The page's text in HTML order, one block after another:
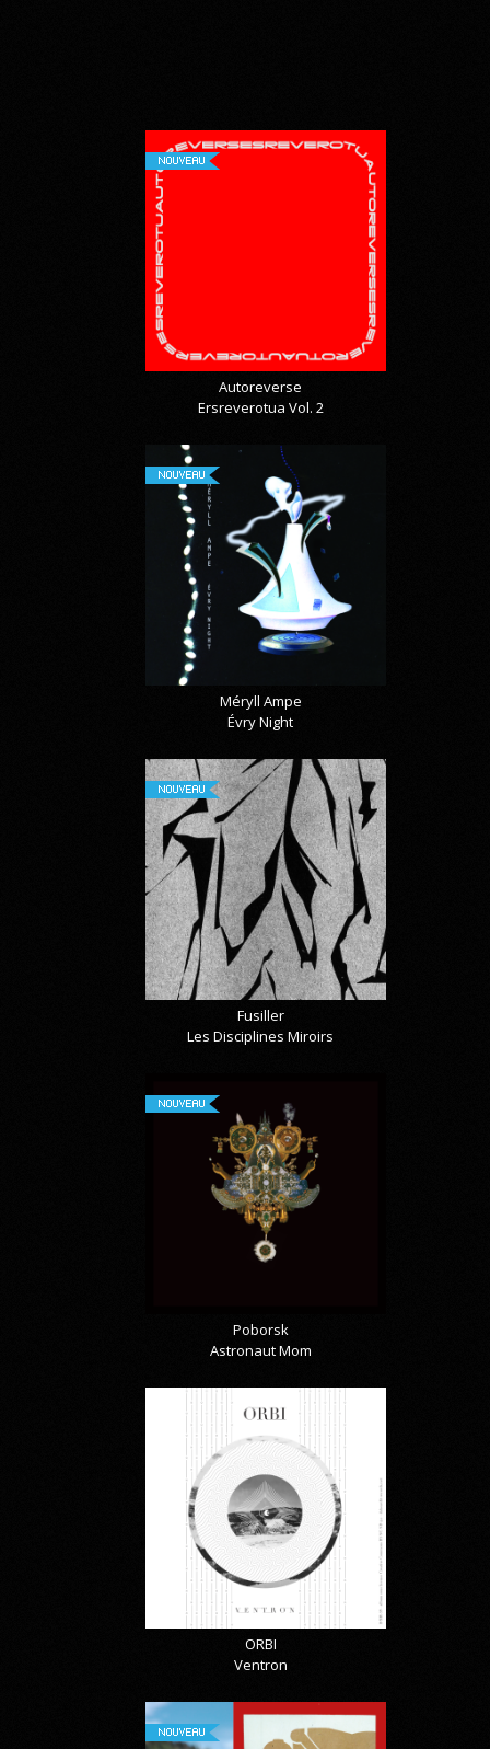
NOUVEAU
Autoreverse
Ersreverotua Vol. 2
NOUVEAU
Méryll Ampe
Évry Night
NOUVEAU
Fusiller
Les Disciplines Miroirs
NOUVEAU
Poborsk
Astronaut Mom
ORBI
Ventron
NOUVEAU